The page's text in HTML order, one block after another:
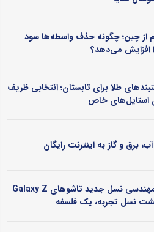
از چین؛ چگونه حذف واسطه‌ها سود
افزایش می‌دهد؟
طلا برای تابستان؛ انتخابی ظریف
استایل‌های خاص
برق و گاز به اینترنت رایگان
پشت صحنه مهندسی نسل جدید تاشوهای Galaxy Z
نسل تجربه، یک فلسفه